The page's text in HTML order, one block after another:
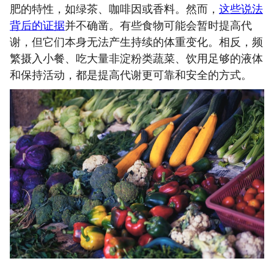
肥的特性，如绿茶、咖啡因或香料。然而， 这些说法
背后的证据并不确凿。有些食物可能会暂时提高代
谢，但它们本身无法产生持续的体重变化。相反，频
繁摄入小餐、吃大量非淀粉类蔬菜、饮用足够的液体
和保持活动，都是提高代谢更可靠和安全的方式。